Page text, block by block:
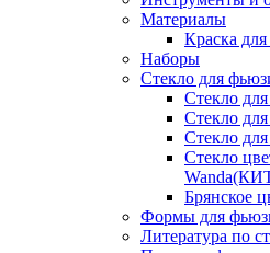
Материалы
Краска для
Наборы
Стекло для
Стекло
Стекло
Стекло
Стекло
Брянское
Формы для
Литература по